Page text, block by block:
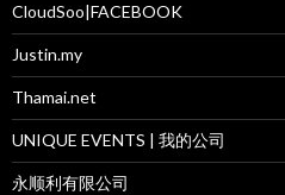
CloudSoo|FACEBOOK
Justin.my
Thamai.net
UNIQUE EVENTS | 我的公司
永顺利有限公司